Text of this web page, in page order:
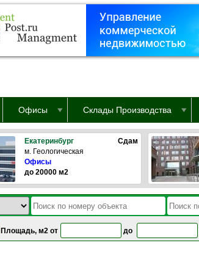
Офисы Склады Производства
Екатеринбург
Сдам
м. Геологическая
Офисы
до 20000 м2
Площадь, м2 от до